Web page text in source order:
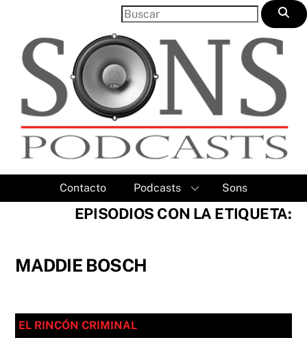
content
Contacto Podcasts Sons
EPISODIOS CON LA ETIQUETA:
MADDIE BOSCH
EL RINCÓN CRIMINAL